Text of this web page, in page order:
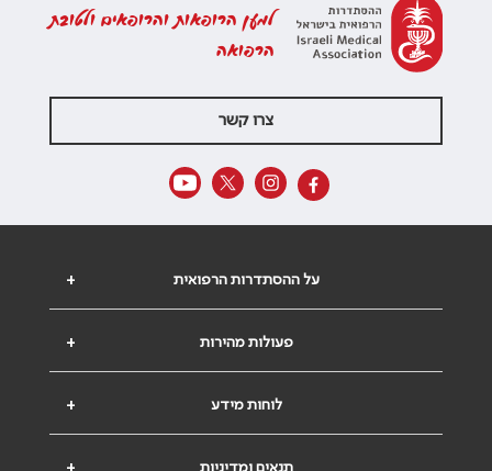
למען הרופאות והרופאים ולטובת
הרפואה
צרו קשר
+ על ההסתדרות הרפואית
+ פעולות מהירות
+ לוחות מידע
+ תנאים ומדיניות